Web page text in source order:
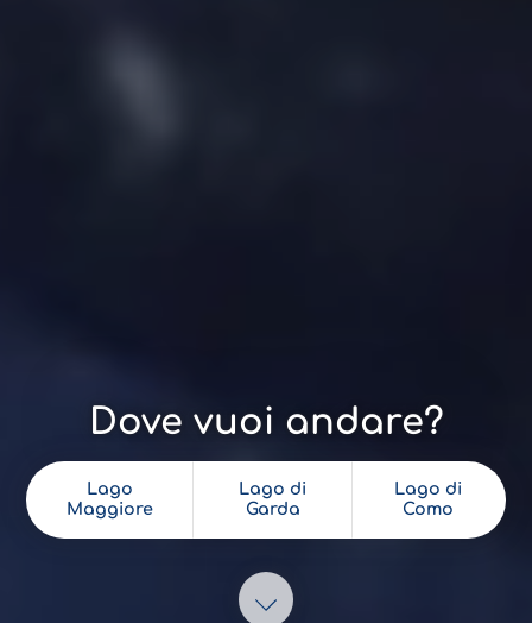
Dove vuoi andare?
Lago
Maggiore
Lago di
Garda
Lago di
Como